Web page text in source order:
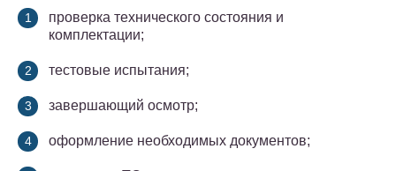
проверка технического состояния и
комплектации;
тестовые испытания;
завершающий осмотр;
оформление необходимых документов;